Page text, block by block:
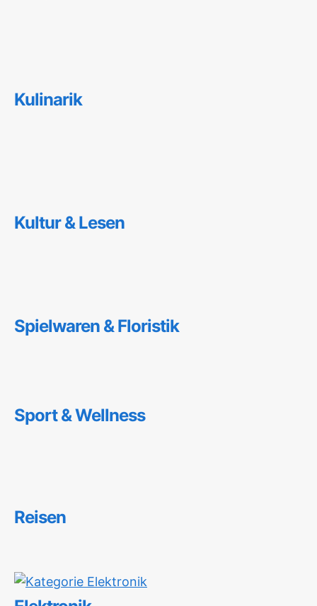
Kulinarik
Kultur & Lesen
Spielwaren & Floristik
Sport & Wellness
Reisen